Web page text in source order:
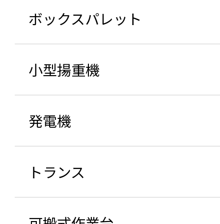
ボックスパレット
小型揚重機
発電機
トランス